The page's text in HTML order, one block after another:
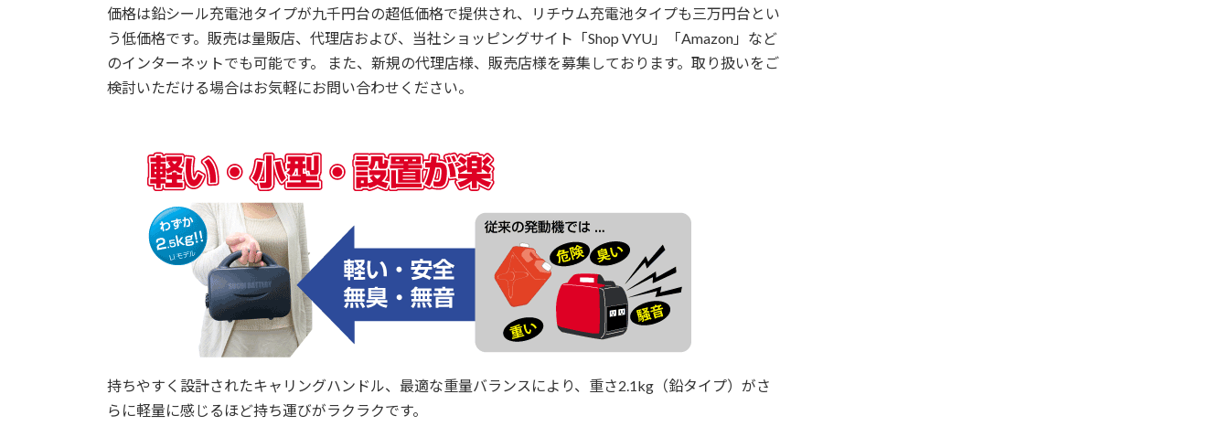
価格は鉛シール充電池タイプが九千円台の超低価格で提供され、リチウム充電池タイプも三万円台とい
う低価格です。販売は量販店、代理店および、当社ショッピングサイト「Shop VYU」「Amazon」など
のインターネットでも可能です。 また、新規の代理店様、販売店様を募集しております。取り扱いをご
検討いただける場合はお気軽にお問い合わせください。
持ちやすく設計されたキャリングハンドル、最適な重量バランスにより、重さ2.1kg（鉛タイプ）がさ
らに軽量に感じるほど持ち運びがラクラクです。